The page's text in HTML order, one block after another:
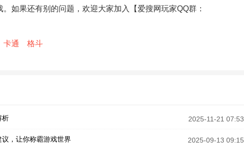
如果还有别的问题，欢迎大家加入【爱搜网玩家QQ群：
卡通 格斗
2025-11-21 07:53
析
2025-09-13 09:15
议，让你称霸游戏世界